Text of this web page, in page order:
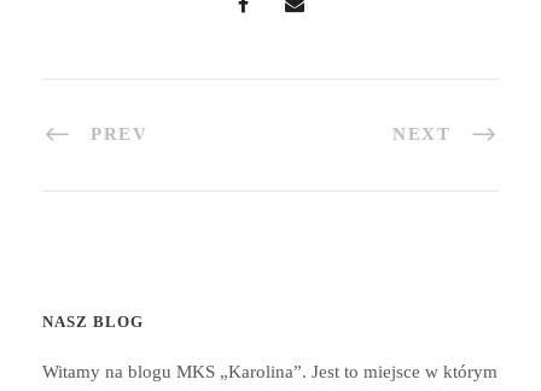
PREV NEXT
NASZ BLOG
Witamy na blogu MKS „Karolina”. Jest to miejsce w którym